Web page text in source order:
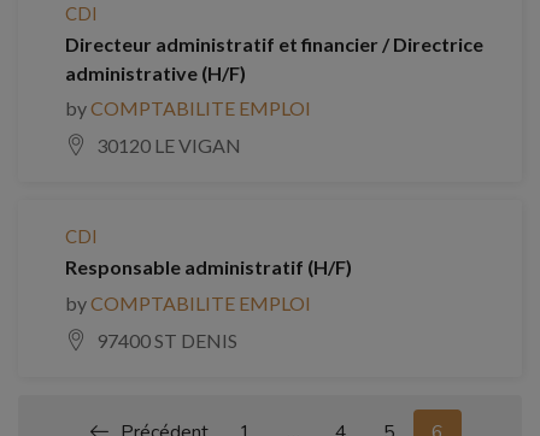
CDI
Directeur administratif et financier / Directrice
administrative (H/F)
byCOMPTABILITE EMPLOI
30120 LE VIGAN
CDI
Responsable administratif (H/F)
byCOMPTABILITE EMPLOI
97400 ST DENIS